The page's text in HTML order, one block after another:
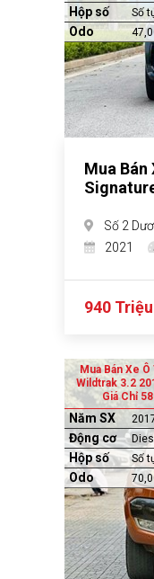
Hộp số Số
Odo
Mua Bán
Số 2
2021
940 Triệu
Mua Bán Xe
Wildtrak 3.2
Giá Chỉ
Năm SX
Động cơ
Hộp số Số
Odo